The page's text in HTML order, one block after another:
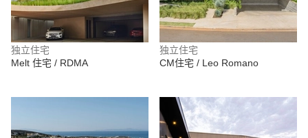
独立住宅
Melt 住宅 / RDMA
独立住宅
CM住宅 / Leo Romano